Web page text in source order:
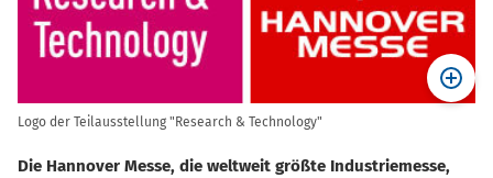
Logo der Teilausstellung "Research & Technology"
Die Hannover Messe, die weltweit größte Industriemesse,